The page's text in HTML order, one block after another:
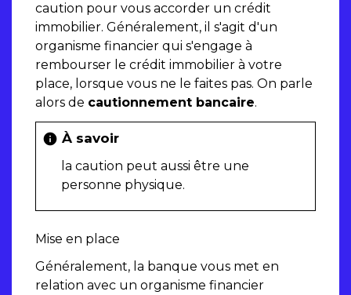
caution pour vous accorder un crédit
immobilier. Généralement, il s'agit d'un
organisme financier qui s'engage à
rembourser le crédit immobilier à votre
place, lorsque vous ne le faites pas. On parle
alors de cautionnement bancaire.
info À savoir
la caution peut aussi être une
personne physique.
Mise en place
Généralement, la banque vous met en
relation avec un organisme financier